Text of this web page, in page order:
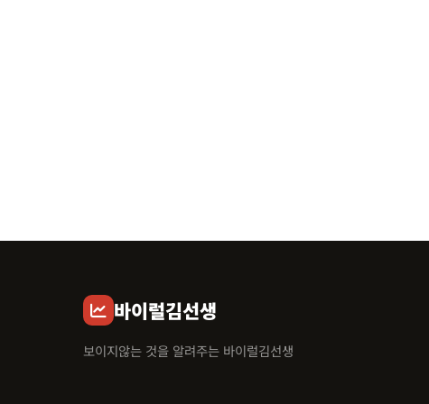
바이럴김선생
보이지않는 것을 알려주는 바이럴김선생